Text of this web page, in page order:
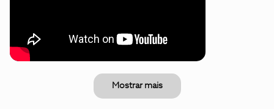
Mostrar mais